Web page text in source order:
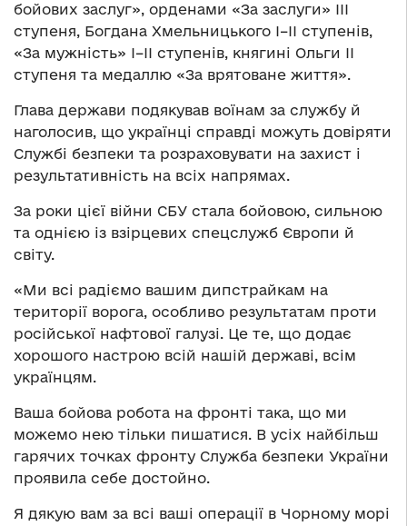
бойових заслуг», орденами «За заслуги» ІІІ
ступеня, Богдана Хмельницького І–ІІ ступенів,
«За мужність» І–ІІ ступенів, княгині Ольги ІІ
ступеня та медаллю «За врятоване життя».
Глава держави подякував воїнам за службу й
наголосив, що українці справді можуть довіряти
Службі безпеки та розраховувати на захист і
результативність на всіх напрямах.
За роки цієї війни СБУ стала бойовою, сильною
та однією із взірцевих спецслужб Європи й
світу.
«Ми всі радіємо вашим дипстрайкам на
території ворога, особливо результатам проти
російської нафтової галузі. Це те, що додає
хорошого настрою всій нашій державі, всім
українцям.
Ваша бойова робота на фронті така, що ми
можемо нею тільки пишатися. В усіх найбільш
гарячих точках фронту Служба безпеки України
проявила себе достойно.
Я дякую вам за всі ваші операції в Чорному морі